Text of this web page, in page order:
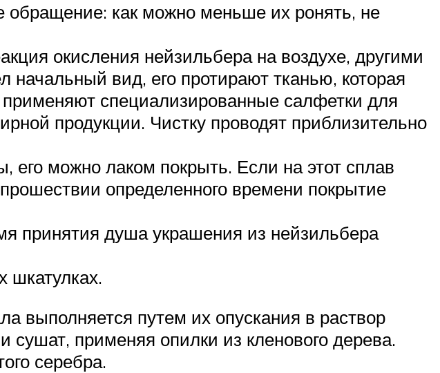
как можно меньше их ронять, не
окисления нейзильбера на воздухе, другими
вид, его протирают тканью, которая
специализированные салфетки для
продукции. Чистку проводят приблизительно
его можно лаком покрыть. Если на этот сплав
определенного времени покрытие
принятия душа украшения из нейзильбера
шкатулках.
выполняется путем их опускания в раствор
применяя опилки из кленового дерева.
серебра.